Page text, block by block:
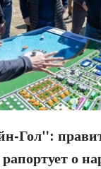
Гол":
о